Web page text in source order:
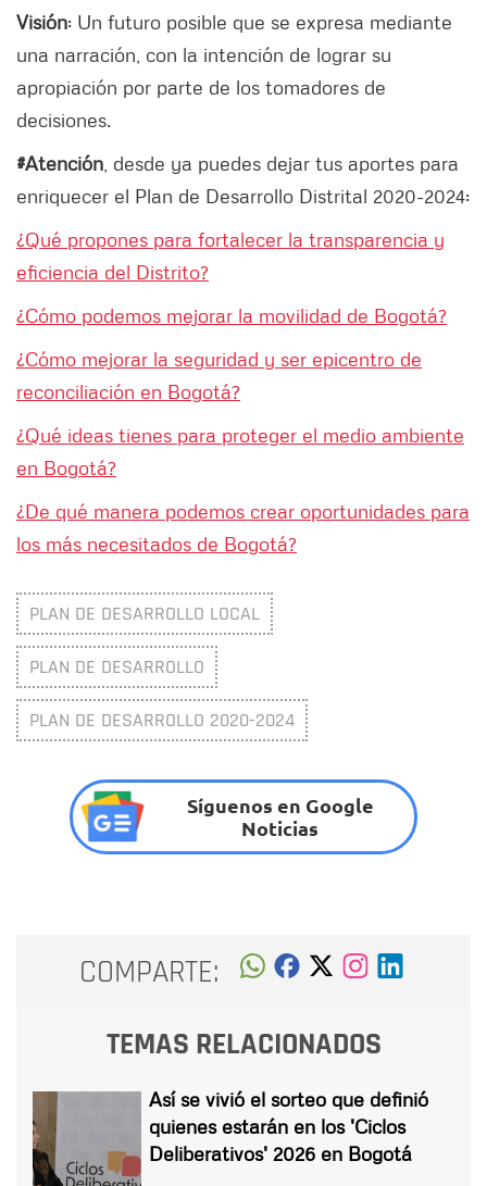
Visión: Un futuro posible que se expresa mediante
una narración, con la intención de lograr su
apropiación por parte de los tomadores de
decisiones.
#Atención , desde ya puedes dejar tus aportes para
enriquecer el Plan de Desarrollo Distrital 2020-2024:
¿Qué propones para fortalecer la transparencia y
eficiencia del Distrito?
¿Cómo podemos mejorar la movilidad de Bogotá?
¿Cómo mejorar la seguridad y ser epicentro de
reconciliación en Bogotá?
¿Qué ideas tienes para proteger el medio ambiente
en Bogotá?
¿De qué manera podemos crear oportunidades para
los más necesitados de Bogotá?
PLAN DE DESARROLLO LOCAL
PLAN DE DESARROLLO
PLAN DE DESARROLLO 2020-2024
Síguenos en Google
Noticias
COMPARTE:
TEMAS RELACIONADOS
Así se vivió el sorteo que definió
quienes estarán en los 'Ciclos
Deliberativos' 2026 en Bogotá